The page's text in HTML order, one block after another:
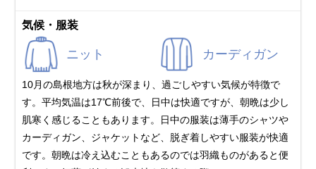
気候・服装
ニット カーディガン
10月の島根地方は秋が深まり、過ごしやすい気候が特徴で
す。平均気温は17℃前後で、日中は快適ですが、朝晩は少し
肌寒く感じることもあります。日中の服装は薄手のシャツや
カーディガン、ジャケットなど、脱ぎ着しやすい服装が快適
です。 朝晩は冷え込むこともあるのでは羽織ものがあると便